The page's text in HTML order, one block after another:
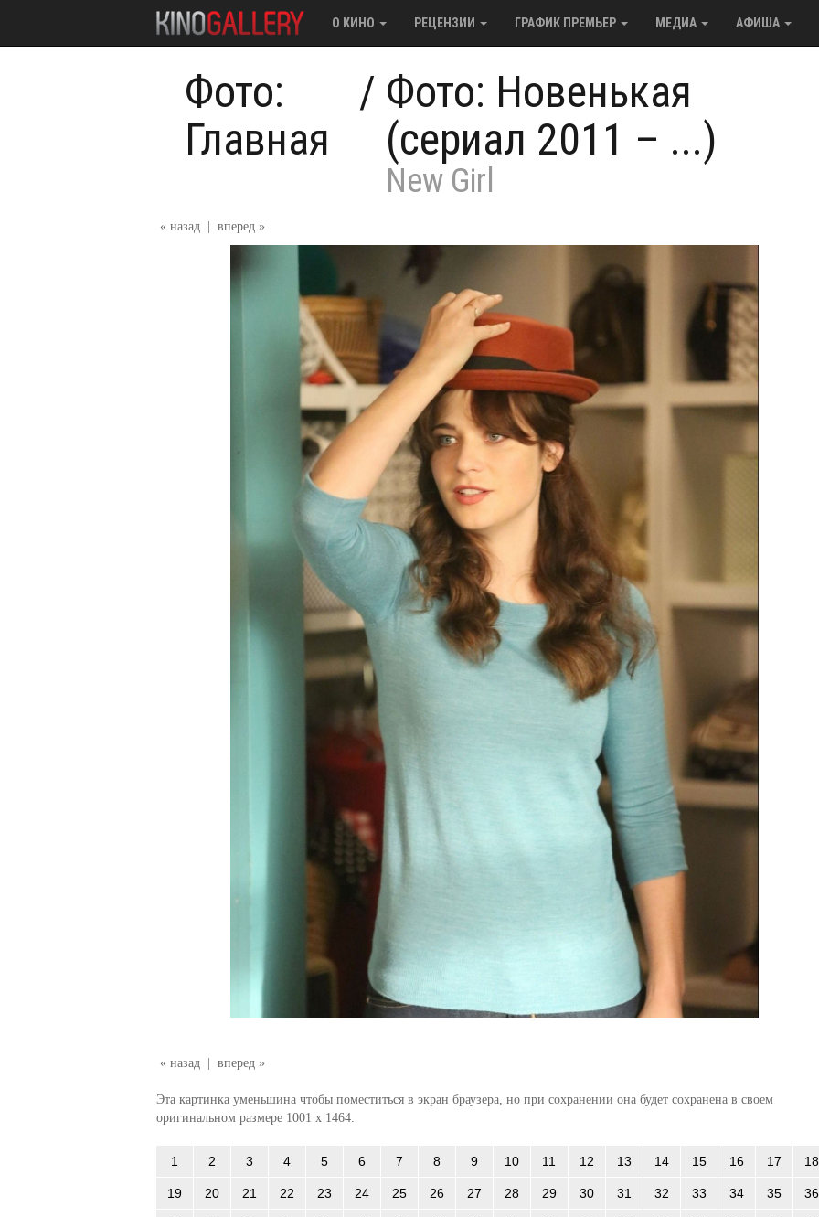
О КИНО РЕЦЕНЗИИ ГРАФИК ПРЕМЬЕР МЕДИА АФИША
Фото:
Главная
/ Фото: Новенькая
(сериал 2011 – ...)
New Girl
« назад вперед »
« назад вперед »
Эта картинка уменьшина чтобы поместиться в экран браузера, но при сохранении она будет сохранена в своем
оригинальном размере 1001 x 1464.
1 2 3 4 5 6 7 8 9 10 11 12 13 14 15 16 17 18
19 20 21 22 23 24 25 26 27 28 29 30 31 32 33 34 35 36